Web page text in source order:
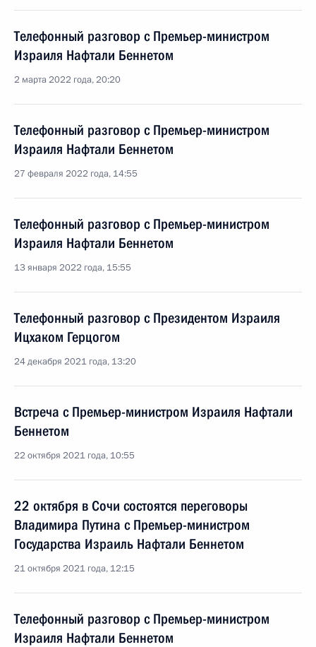
Телефонный разговор с Премьер-министром
Израиля Нафтали Беннетом
2 марта 2022 года, 20:20
Телефонный разговор с Премьер-министром
Израиля Нафтали Беннетом
27 февраля 2022 года, 14:55
Телефонный разговор с Премьер-министром
Израиля Нафтали Беннетом
13 января 2022 года, 15:55
Телефонный разговор с Президентом Израиля
Ицхаком Герцогом
24 декабря 2021 года, 13:20
Встреча с Премьер-министром Израиля Нафтали
Беннетом
22 октября 2021 года, 10:55
22 октября в Сочи состоятся переговоры
Владимира Путина с Премьер-министром
Государства Израиль Нафтали Беннетом
21 октября 2021 года, 12:15
Телефонный разговор с Премьер-министром
Израиля Нафтали Беннетом